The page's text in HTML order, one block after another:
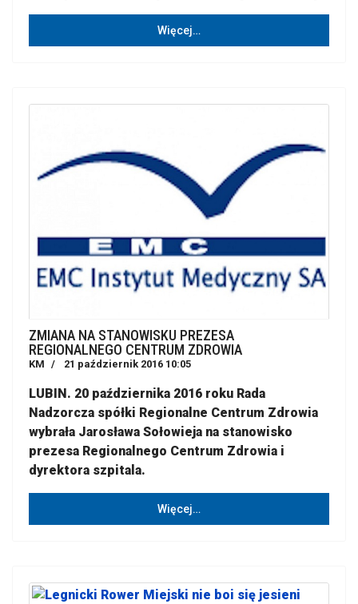
Więcej…
ZMIANA NA STANOWISKU PREZESA
REGIONALNEGO CENTRUM ZDROWIA
KM 21 październik 2016 10:05
LUBIN. 20 października 2016 roku Rada
Nadzorcza spółki Regionalne Centrum Zdrowia
wybrała Jarosława Sołowieja na stanowisko
prezesa Regionalnego Centrum Zdrowia i
dyrektora szpitala.
Więcej…